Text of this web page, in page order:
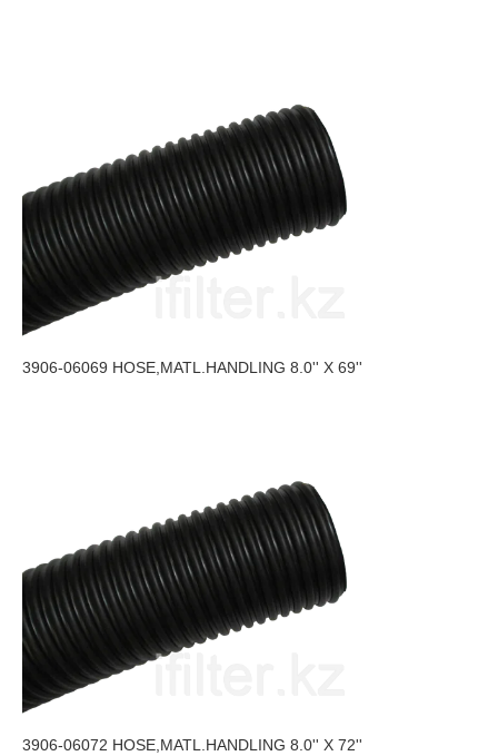
3906-06069 HOSE,MATL.HANDLING 8.0'' X 69''
3906-06072 HOSE,MATL.HANDLING 8.0'' X 72''